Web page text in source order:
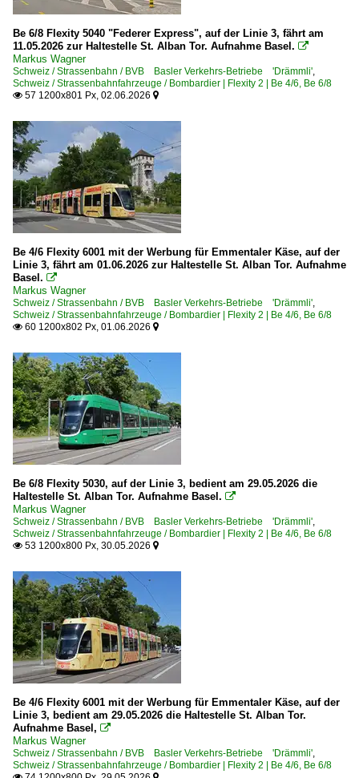
Be 6/8 Flexity 5040 "Federer Express", auf der Linie 3, fährt am
11.05.2026 zur Haltestelle St. Alban Tor. Aufnahme Basel. 
Markus Wagner
Schweiz / Strassenbahn / BVB Basler Verkehrs-Betriebe 'Drämmli'
Schweiz / Strassenbahnfahrzeuge / Bombardier | Flexity 2 | Be 4/6, Be 6/8
 57 1200x801 Px, 02.06.2026 
Be 4/6 Flexity 6001 mit der Werbung für Emmentaler Käse, auf der
Linie 3, fährt am 01.06.2026 zur Haltestelle St. Alban Tor. Aufnahme
Basel. 
Markus Wagner
Schweiz / Strassenbahn / BVB Basler Verkehrs-Betriebe 'Drämmli'
Schweiz / Strassenbahnfahrzeuge / Bombardier | Flexity 2 | Be 4/6, Be 6/8
 60 1200x802 Px, 01.06.2026 
Be 6/8 Flexity 5030, auf der Linie 3, bedient am 29.05.2026 die
Haltestelle St. Alban Tor. Aufnahme Basel. 
Markus Wagner
Schweiz / Strassenbahn / BVB Basler Verkehrs-Betriebe 'Drämmli'
Schweiz / Strassenbahnfahrzeuge / Bombardier | Flexity 2 | Be 4/6, Be 6/8
 53 1200x800 Px, 30.05.2026 
Be 4/6 Flexity 6001 mit der Werbung für Emmentaler Käse, auf der
Linie 3, bedient am 29.05.2026 die Haltestelle St. Alban Tor.
Aufnahme Basel, 
Markus Wagner
Schweiz / Strassenbahn / BVB Basler Verkehrs-Betriebe 'Drämmli'
Schweiz / Strassenbahnfahrzeuge / Bombardier | Flexity 2 | Be 4/6, Be 6/8